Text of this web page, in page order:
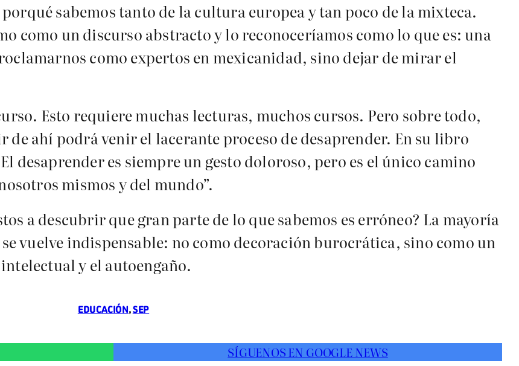
sabemos tanto de la cultura europea y tan poco de la mixteca.
como un discurso abstracto y lo reconoceríamos como lo que es: una
como expertos en mexicanidad, sino dejar de mirar el
Esto requiere muchas lecturas, muchos cursos. Pero sobre todo,
de ahí podrá venir el lacerante proceso de desaprender. En su libro
desaprender es siempre un gesto doloroso, pero es el único camino
mismos y del mundo”.
a descubrir que gran parte de lo que sabemos es erróneo? La mayoría
vuelve indispensable: no como decoración burocrática, sino como un
y el autoengaño.
EDUCACIÓN, SEP
SÍGUENOS EN GOOGLE NEWS